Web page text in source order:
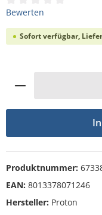
Durchschnittliche
Bewerten
Sofort verfügbar,
Produkt
Produktnummer:
EAN: 8013378071246
Hersteller: Proton